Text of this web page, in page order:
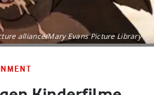
alliance/Mary Evans Picture Library